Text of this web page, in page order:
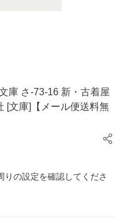
庫 さ-73-16 新・古着屋
[文庫]【メール便送料無
りの設定を確認してくださ